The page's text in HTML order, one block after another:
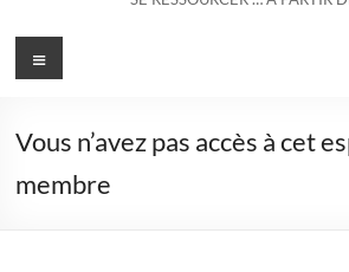
Menu
Vous n’avez pas accès à cet
membre